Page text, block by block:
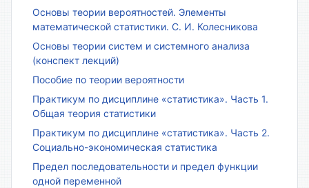
Основы теории вероятностей. Элементы
математической статистики. С. И. Колесникова
Основы теории систем и системного анализа
(конспект лекций)
Пособие по теории вероятности
Практикум по дисциплине «статистика». Часть 1.
Общая теория статистики
Практикум по дисциплине «статистика». Часть 2.
Социально-экономическая статистика
Предел последовательности и предел функции
одной переменной